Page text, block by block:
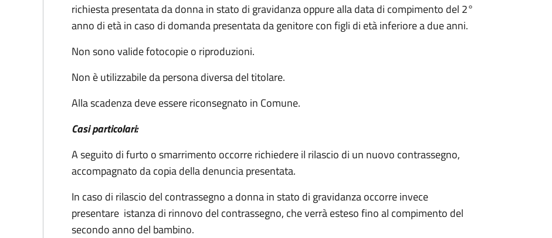
richiesta presentata da donna in stato di gravidanza oppure alla data di compimento del 2°
anno di età in caso di domanda presentata da genitore con figli di età inferiore a due anni.
Non sono valide fotocopie o riproduzioni.
Non è utilizzabile da persona diversa del titolare.
Alla scadenza deve essere riconsegnato in Comune.
Casi particolari:
A seguito di furto o smarrimento occorre richiedere il rilascio di un nuovo contrassegno,
accompagnato da copia della denuncia presentata.
In caso di rilascio del contrassegno a donna in stato di gravidanza occorre invece
presentare istanza di rinnovo del contrassegno, che verrà esteso fino al compimento del
secondo anno del bambino.